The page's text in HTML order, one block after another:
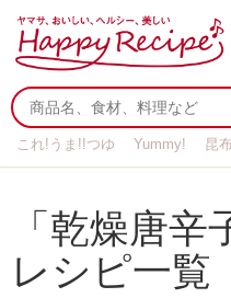
これ!うま!!つゆ Yummy! 昆
「乾燥唐
レシピ一覧